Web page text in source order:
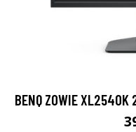
BENQ ZOWIE XL2540K